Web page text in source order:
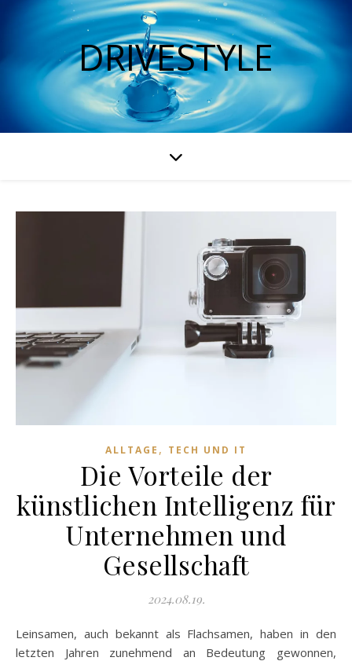
DRIVESTYLE
ALLTAGE , TECH UND IT
Die Vorteile der
künstlichen Intelligenz für
Unternehmen und
Gesellschaft
2024.08.19.
Leinsamen, auch bekannt als Flachsamen, haben in den
letzten Jahren zunehmend an Bedeutung gewonnen,